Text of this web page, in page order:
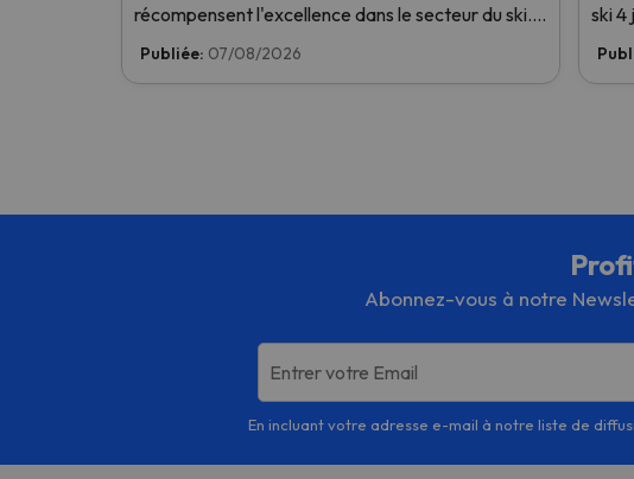
récompensent l'excellence dans le secteur du ski.
Votez dès maintenant et aidez-nous à atteindre la
Publiée: 07/08/2026
ski 4
Abonnez-vous à notre
Entrer votre Email
En incluant votre adresse e-mail à notre liste de